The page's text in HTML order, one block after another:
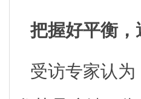
把握好平衡，
受访专家认